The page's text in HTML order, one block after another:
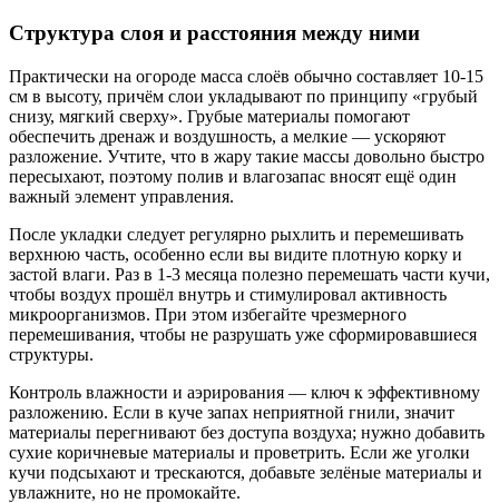
Структура слоя и расстояния между ними
Практически на огороде масса слоёв обычно составляет 10-15
см в высоту, причём слои укладывают по принципу «грубый
снизу, мягкий сверху». Грубые материалы помогают
обеспечить дренаж и воздушность, а мелкие — ускоряют
разложение. Учтите, что в жару такие массы довольно быстро
пересыхают, поэтому полив и влагозапас вносят ещё один
важный элемент управления.
После укладки следует регулярно рыхлить и перемешивать
верхнюю часть, особенно если вы видите плотную корку и
застой влаги. Раз в 1-3 месяца полезно перемешать части кучи,
чтобы воздух прошёл внутрь и стимулировал активность
микроорганизмов. При этом избегайте чрезмерного
перемешивания, чтобы не разрушать уже сформировавшиеся
структуры.
Контроль влажности и аэрирования — ключ к эффективному
разложению. Если в куче запах неприятной гнили, значит
материалы перегнивают без доступа воздуха; нужно добавить
сухие коричневые материалы и проветрить. Если же уголки
кучи подсыхают и трескаются, добавьте зелёные материалы и
увлажните, но не промокайте.